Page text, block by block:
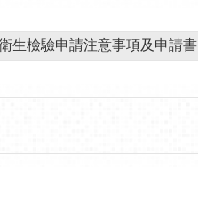
生檢驗申請注意事項及申請書